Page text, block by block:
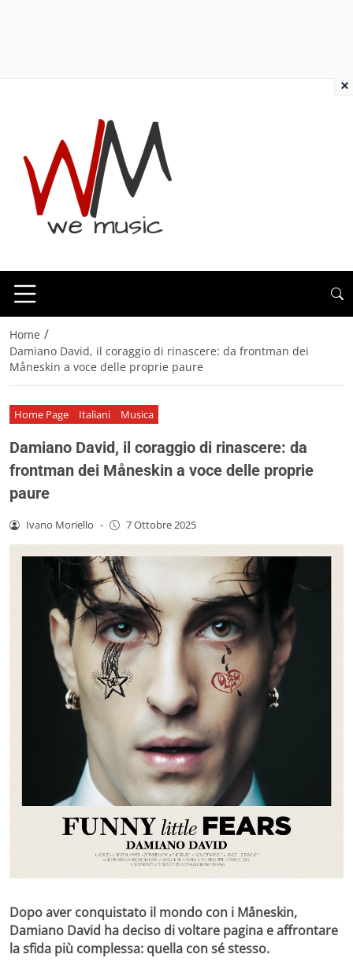
Home /
Damiano David, il coraggio di rinascere: da frontman dei
Måneskin a voce delle proprie paure
Home Page Italiani Musica
Damiano David, il coraggio di rinascere: da
frontman dei Måneskin a voce delle proprie
paure
Ivano Moriello - 7 Ottobre 2025
Dopo aver conquistato il mondo con i Måneskin,
Damiano David ha deciso di voltare pagina e affrontare
la sfida più complessa: quella con sé stesso.
×